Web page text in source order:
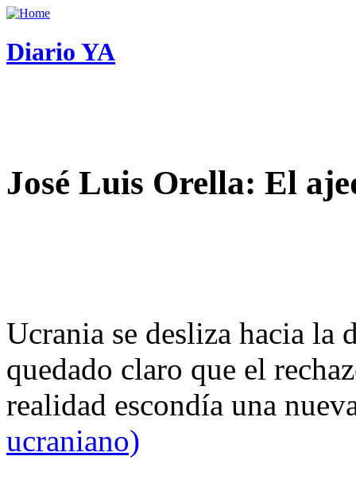
Diario YA
José Luis Orella: El
Ucrania se desliza hacia
quedado claro que el
realidad escondía una
ucraniano)